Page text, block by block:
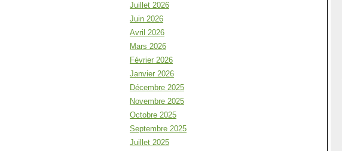
Juillet 2026
Juin 2026
Avril 2026
Mars 2026
Février 2026
Janvier 2026
Décembre 2025
Novembre 2025
Octobre 2025
Septembre 2025
Juillet 2025